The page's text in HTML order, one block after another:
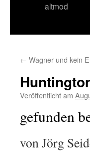
altmod
← Wagner und kein
Veröffentlicht am
gefunden
von Jörg